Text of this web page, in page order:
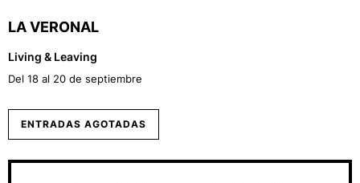
LA VERONAL
Living & Leaving
Del 18 al 20 de septiembre
ENTRADAS AGOTADAS